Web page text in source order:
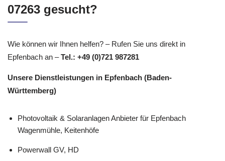
07263 gesucht?
Wie können wir Ihnen helfen? – Rufen Sie uns direkt in
Epfenbach an –Tel.: +49 (0)721 987281
Unsere Dienstleistungen in Epfenbach (Baden-
Württemberg)
Photovoltaik & Solaranlagen Anbieter für Epfenbach
Wagenmühle, Keitenhöfe
Powerwall GV, HD